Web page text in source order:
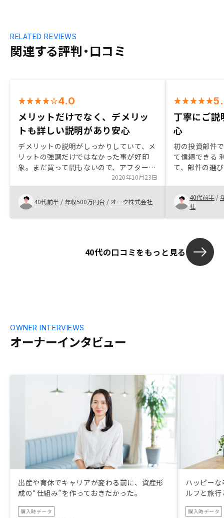
関連する評判・口コミ
RELATED REVIEWS
4.0
メリットだけでなく、デメリッ
トも詳しい説明があり安心
デメリットの説明がしっかりしていて、メ
リットの強調だけではなかった事が好印
象。まだ買って間もないので、アフターケ
アがどこまでやってくれるかは分かりませ
んが、そこも期待できる印象でした。知ら
ないだけかもしれませんが、メディアの露
出。こういうのは、まず胡散臭というイメ
ージが強い。周りでいなくても、cmやっ
アはカンブリア宮殿とか経済系に限らず、
2020年10月23日
40代前半 / 年収500万円台 / オーク株式会社
丁寧にご説
心
初の投資部件
て信頼できる
て、部件の選
最後申告書類
投資として知
40代前半 /
社
40代の口コミをもっと見る
オーナーインタビュー
OWNER INTERVIEWS
出産や育休でキャリアが変わる前に、資産形
成の“仕組み”を作っておきたかった。
購入時データ
ハッピー
ルフと旅
購入時データ